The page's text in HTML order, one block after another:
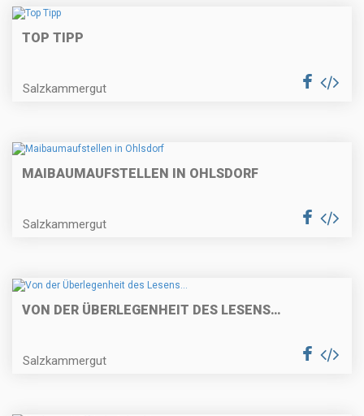
TOP TIPP
Salzkammergut
MAIBAUMAUFSTELLEN IN OHLSDORF
Salzkammergut
VON DER ÜBERLEGENHEIT DES LESENS…
Salzkammergut